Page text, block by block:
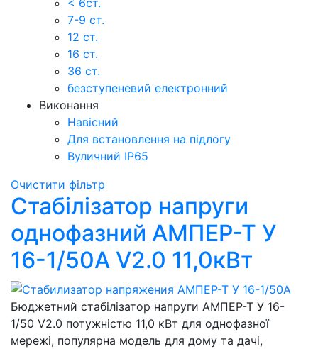
< 6ст.
7-9 ст.
12 ст.
16 ст.
36 ст.
безступеневий електронний
Виконання
Навісний
Для встановлення на підлогу
Вуличний IP65
Очистити фільтр
Стабілізатор напруги
однофазний АМПЕР-Т У
16-1/50А V2.0 11,0кВт
Бюджетний стабілізатор напруги АМПЕР-Т У 16-
1/50 V2.0 потужністю 11,0 кВт для однофазної
мережі, популярна модель для дому та дачі,